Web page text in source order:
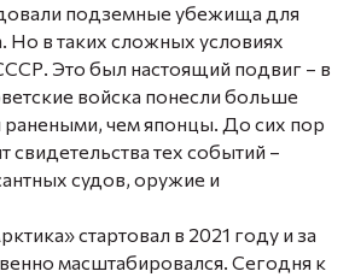
подземные убежища для
Но в таких сложных условиях
Это был настоящий подвиг – в
войска понесли больше
ранеными, чем японцы. До сих пор
тех событий –
судов, оружие и
стартовал в 2021 году и за
масштабировался. Сегодня к